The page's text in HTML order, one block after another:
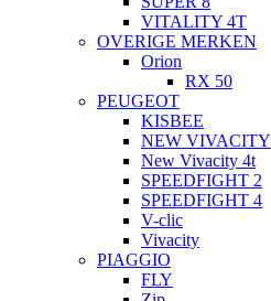
VITALITY 4T
OVERIGE MERKEN
Orion
RX 50
PEUGEOT
KISBEE
NEW VIVACITY
New Vivacity 4t
SPEEDFIGHT 2
SPEEDFIGHT 4
V-clic
Vivacity
PIAGGIO
FLY